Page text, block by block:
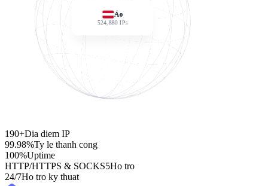
Áo
524,880IPs
190+Dia diem IP
99.98%Ty le thanh cong
100%Uptime
HTTP/HTTPS & SOCKS5Ho tro
24/7Ho tro ky thuat